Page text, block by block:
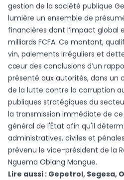
gestion de la société publique
lumière un ensemble de
financières dont l’impact global
milliards FCFA. Ce montant,
vin, paiements irréguliers et
cœur des conclusions d’un
présenté aux autorités, dans un
de la lutte contre la corruption
publiques stratégiques du
la transmission immédiate de
général de l'État afin qu'il
administratives, civiles et
prévenu le vice-président de la
Nguema Obiang Mangue.
Lire aussi : Gepetrol, Segesa,